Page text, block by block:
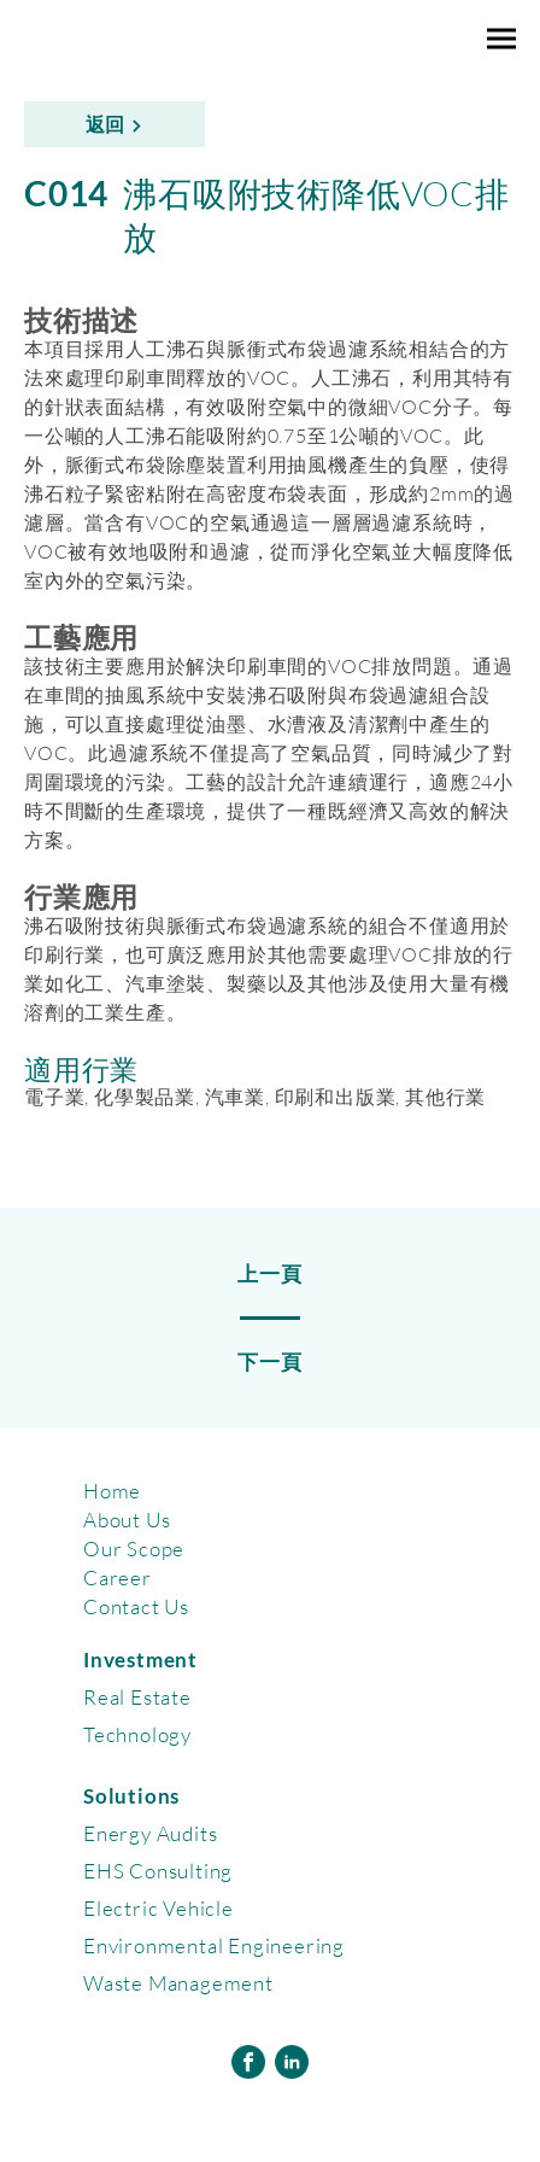
返回
C014 沸石吸附技術降低VOC排
放
技術描述
本項目採用人工沸石與脈衝式布袋過濾系統相結合的方
法來處理印刷車間釋放的VOC。人工沸石，利用其特有
的針狀表面結構，有效吸附空氣中的微細VOC分子。每
一公噸的人工沸石能吸附約0.75至1公噸的VOC。此
外，脈衝式布袋除塵裝置利用抽風機產生的負壓，使得
沸石粒子緊密粘附在高密度布袋表面，形成約2mm的過
濾層。當含有VOC的空氣通過這一層層過濾系統時，
VOC被有效地吸附和過濾，從而淨化空氣並大幅度降低
室內外的空氣污染。
工藝應用
該技術主要應用於解決印刷車間的VOC排放問題。通過
在車間的抽風系統中安裝沸石吸附與布袋過濾組合設
施，可以直接處理從油墨、水漕液及清潔劑中產生的
VOC。此過濾系統不僅提高了空氣品質，同時減少了對
周圍環境的污染。工藝的設計允許連續運行，適應24小
時不間斷的生產環境，提供了一種既經濟又高效的解決
方案。
行業應用
沸石吸附技術與脈衝式布袋過濾系統的組合不僅適用於
印刷行業，也可廣泛應用於其他需要處理VOC排放的行
業如化工、汽車塗裝、製藥以及其他涉及使用大量有機
溶劑的工業生產。
適用行業
電子業, 化學製品業, 汽車業, 印刷和出版業, 其他行業
上一頁
下一頁
Investment
Real Estate
Technology
Solutions
Energy Audits
EHS Consulting
Electric Vehicle
Environmental Engineering
Waste Management
Home
About Us
Our Scope
Career
Contact Us